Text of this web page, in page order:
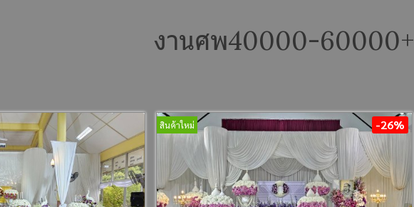
งานศพ40000-60000+
สินค้าใหม่ -26%